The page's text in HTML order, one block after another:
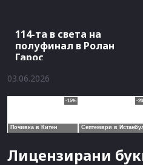
114-та в света на
полуфинал в Ролан
Гарос
03.06.2026
Лицензирани